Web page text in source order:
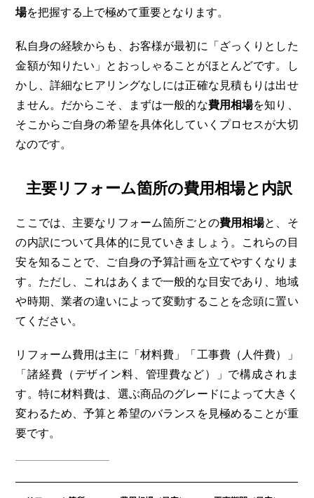
場を把握する上で極めて重要となります。
私自身の経験からも、お客様が最初に「ざっくりとした
金額が知りたい」とおっしゃることがほとんどです。し
かし、詳細なヒアリングなしには正確な見積もりは出せ
ません。だからこそ、まずは一般的な費用相場を知り、
そこからご自身の希望を具体化していくプロセスが大切
なのです。
主要リフォーム箇所の費用相場と内訳
ここでは、主要なリフォーム箇所ごとの費用相場と、そ
の内訳について具体的に見ていきましょう。これらの目
安を知ることで、ご自身の予算計画を立てやすくなりま
す。ただし、これはあくまで一般的な目安であり、地域
や時期、業者の違いによって変動することを念頭に置い
てください。
リフォーム費用は主に「材料費」「工事費（人件費）」
「諸経費（デザイン料、管理費など）」で構成されま
す。特に材料費は、選ぶ商品のグレードによって大きく
変わるため、予算と希望のバランスを見極めることが重
要です。